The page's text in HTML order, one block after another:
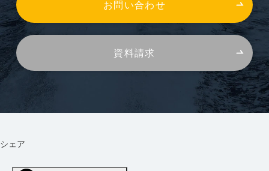
お問い合わせ
資料請求
シェア